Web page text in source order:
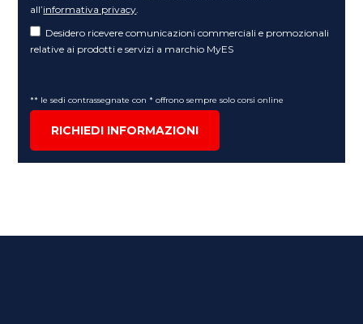
all’informativa privacy
Desidero ricevere comunicazioni commerciali e promozionali
relative ai prodotti e servizi a marchio MyES
** le sedi contrassegnate con * offrono sempre solo corsi online
RICHIEDI INFORMAZIONI